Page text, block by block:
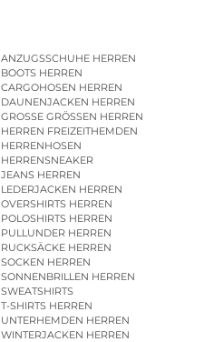
ANZUGSSCHUHE HERREN
BOOTS HERREN
CARGOHOSEN HERREN
DAUNENJACKEN HERREN
GROSSE GRÖSSEN HERREN
HERREN FREIZEITHEMDEN
HERRENHOSEN
HERRENSNEAKER
JEANS HERREN
LEDERJACKEN HERREN
OVERSHIRTS HERREN
POLOSHIRTS HERREN
PULLUNDER HERREN
RUCKSÄCKE HERREN
SOCKEN HERREN
SONNENBRILLEN HERREN
SWEATSHIRTS
T-SHIRTS HERREN
UNTERHEMDEN HERREN
WINTERJACKEN HERREN